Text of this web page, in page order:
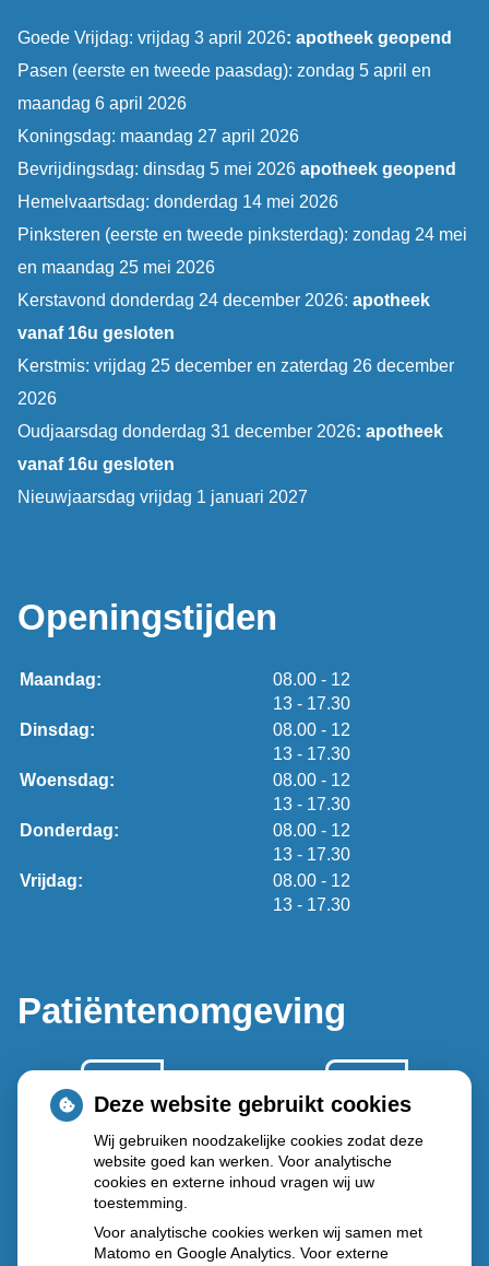
Goede Vrijdag: vrijdag 3 april 2026: apotheek geopend
Pasen (eerste en tweede paasdag): zondag 5 april en
maandag 6 april 2026
Koningsdag: maandag 27 april 2026
Bevrijdingsdag: dinsdag 5 mei 2026 apotheek geopend
Hemelvaartsdag: donderdag 14 mei 2026
Pinksteren (eerste en tweede pinksterdag): zondag 24 mei
en maandag 25 mei 2026
Kerstavond donderdag 24 december 2026: apotheek
vanaf 16u gesloten
Kerstmis: vrijdag 25 december en zaterdag 26 december
2026
Oudjaarsdag donderdag 31 december 2026: apotheek
vanaf 16u gesloten
Nieuwjaarsdag vrijdag 1 januari 2027
Openingstijden
Maandag: 08.00 tot
- 12
13 tot
- 17.30
Dinsdag:
08.00 tot
- 12
13 tot
- 17.30
Woensdag:
08.00 tot
- 12
13 tot
- 17.30
Donderdag:
08.00 tot
- 12
13 tot
- 17.30
Vrijdag:
08.00 tot
- 12
13 tot
- 17.30
Patiëntenomgeving
Herhaal
recepten
Anticonceptie
middelen
Deze website gebruikt cookies
Wij gebruiken noodzakelijke cookies zodat deze
website goed kan werken. Voor analytische
cookies en externe inhoud vragen wij uw
toestemming.
Voor analytische cookies werken wij samen met
Matomo en Google Analytics. Voor externe